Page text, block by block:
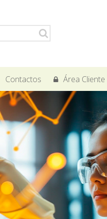
Contactos Área Cliente